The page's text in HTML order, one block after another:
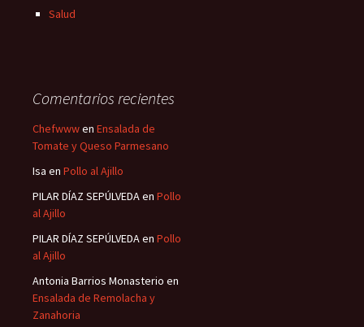
Salud
Comentarios recientes
Chefwwwen Ensalada de
Tomate y Queso Parmesano
Isa en Pollo al Ajillo
PILAR DÍAZ SEPÚLVEDAen Pollo
al Ajillo
PILAR DÍAZ SEPÚLVEDAen Pollo
al Ajillo
Antonia Barrios Monasterio en
Ensalada de Remolacha y
Zanahoria